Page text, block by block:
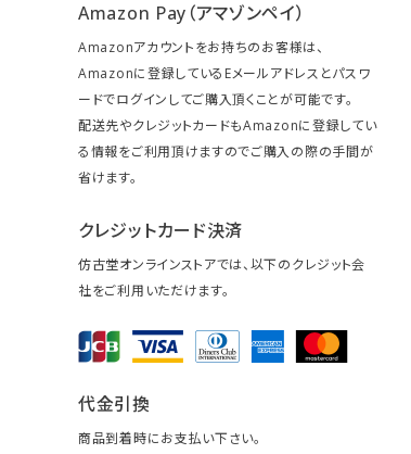
Amazon Pay（アマゾンペイ）
Amazonアカウントをお持ちのお客様は、
Amazonに登録しているEメールアドレスとパスワ
ードでログインしてご購入頂くことが可能です。
配送先やクレジットカードもAmazonに登録してい
る情報をご利用頂けますのでご購入の際の手間が
省けます。
クレジットカード決済
仿古堂オンラインストアでは、以下のクレジット会
社をご利用いただけます。
代金引換
商品到着時にお支払い下さい。